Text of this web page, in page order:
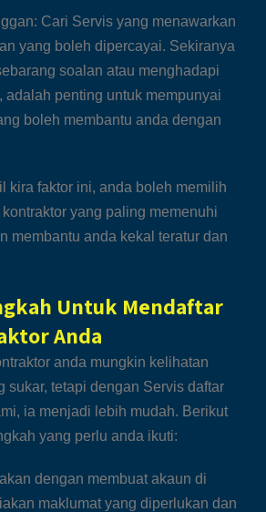
Cari Servis yang menawarkan
yang boleh dipercayai. Sekiranya
soalan atau menghadapi
adalah penting untuk mempunyai
boleh membantu anda dengan
kira faktor ini, anda boleh memilih
yang paling memenuhi
membantu anda kekal teratur dan
Untuk Mendaftar
Anda
anda mungkin kelihatan
sukar, tetapi dengan Servis daftar
ia menjadi lebih mudah. Berikut
yang perlu anda ikuti:
dengan membuat akaun di
maklumat yang diperlukan dan